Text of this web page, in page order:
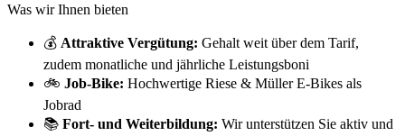
Was wir Ihnen bieten
💰 Attraktive Vergütung: Gehalt weit über dem Tarif,
zudem monatliche und jährliche Leistungsboni
🚲 Job-Bike: Hochwertige Riese & Müller E-Bikes als
Jobrad
📚 Fort- und Weiterbildung: Wir unterstützen Sie aktiv und